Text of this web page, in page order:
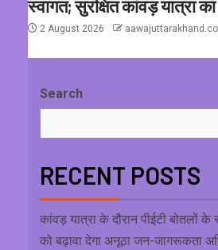
स्वागत; सुरक्षित कांवड़ यात्रा
2 August 2026
Search
RECENT POSTS
कांवड़ यात्रा के दौरान पीईटी बोतलों के
को बढ़ावा देगा अनूठा जन-जागरूकता